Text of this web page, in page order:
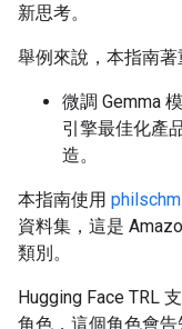
新思考。
舉例來說，本指南著
微調 Gemma
引擎最佳化產
造。
本指南使用
資料集，這是
類別。
Hugging Face TRL
角色，這個角色會